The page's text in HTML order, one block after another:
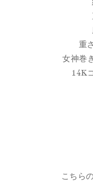
重
女神巻
14K
こちら